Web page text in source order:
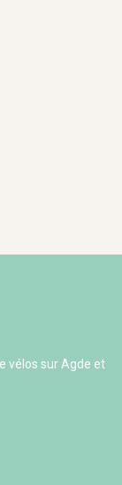
vélos sur Agde et